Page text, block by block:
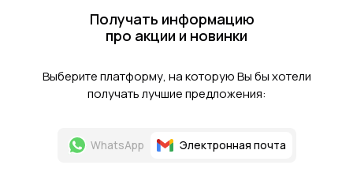
Получать информацию
про акции и новинки
Выберите платформу, на которую Вы бы хотели
получать лучшие предложения:
WhatsApp Электронная почта